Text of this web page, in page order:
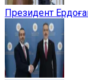
Президент